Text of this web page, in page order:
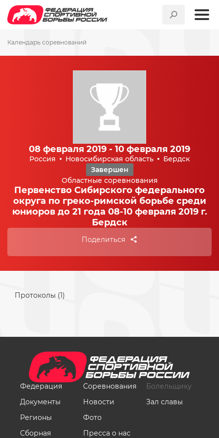
Календарь соревнований
08 февраля 2019 - 10 февраля 2019
Россия Новосибирская область Бердск
Областные соревнования
Завершен
Первенство Сибирского федерального
округа по греко-римской борьбе среди
юниоров до 21 года 08-10 февраля 2019 г.
Бердск
Поделиться
Протоколы (1)
Федерация
Документы
Регионы
Сборная
Соревнования
Новости
Фото
Пресса о нас
Болельщику
Зал славы